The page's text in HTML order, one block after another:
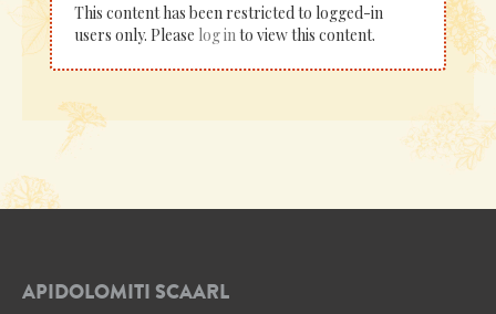
This content has been restricted to logged-in
users only. Please log into view this content.
APIDOLOMITI SCAARL